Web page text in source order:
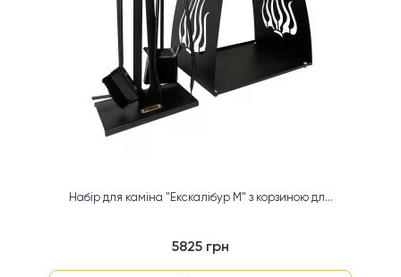
Набір для каміна "Екскалібур М" з корзиною дл...
5825 грн